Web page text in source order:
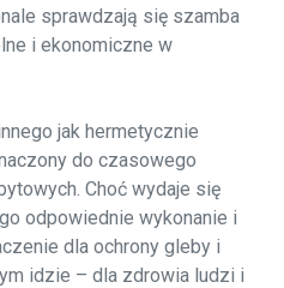
sprawdzają się szamba
i ekonomiczne w
jak hermetycznie
do czasowego
Choć wydaje się
odpowiednie wykonanie i
dla ochrony gleby i
idzie – dla zdrowia ludzi i